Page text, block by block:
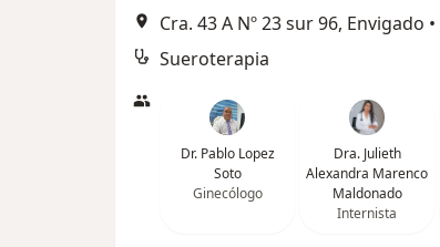
Cra. 43 A Nº 23 sur 96, Envigado •
Sueroterapia
Dr. Pablo Lopez
Soto
Ginecólogo
Dra. Julieth
Alexandra Marenco
Maldonado
Internista